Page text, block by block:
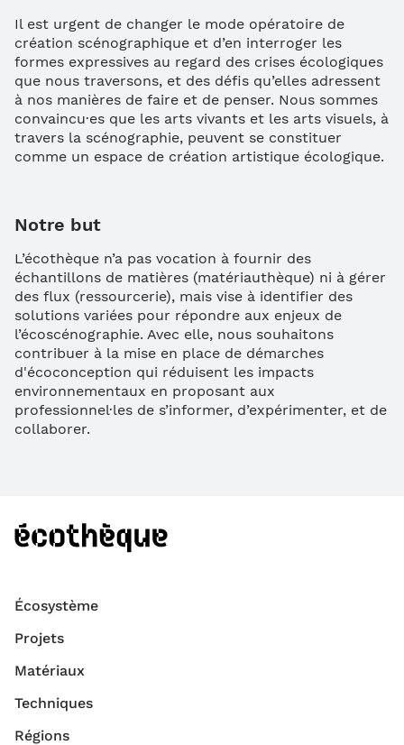
Il est urgent de changer le mode opératoire de
création scénographique et d’en interroger les
formes expressives au regard des crises écologiques
que nous traversons, et des défis qu’elles adressent
à nos manières de faire et de penser. Nous sommes
convaincu·es que les arts vivants et les arts visuels, à
travers la scénographie, peuvent se constituer
comme un espace de création artistique écologique.
Notre but
L’écothèque n’a pas vocation à fournir des
échantillons de matières (matériauthèque) ni à gérer
des flux (ressourcerie), mais vise à identifier des
solutions variées pour répondre aux enjeux de
l’écoscénographie. Avec elle, nous souhaitons
contribuer à la mise en place de démarches
d'écoconception qui réduisent les impacts
environnementaux en proposant aux
professionnel·les de s’informer, d’expérimenter, et de
collaborer.
Écosystème
Projets
Matériaux
Techniques
Régions